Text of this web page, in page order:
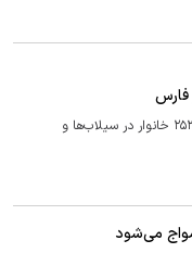
مدیرعامل جمعیت هلال احمر فارس از امدادرسانی به ۲۵۳ خانوار در سیلاب‌ها و